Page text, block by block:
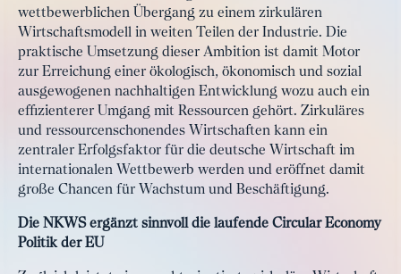
wettbewerblichen Übergang zu einem zirkulären
Wirtschaftsmodell in weiten Teilen der Industrie. Die
praktische Umsetzung dieser Ambition ist damit Motor
zur Erreichung einer ökologisch, ökonomisch und sozial
ausgewogenen nachhaltigen Entwicklung wozu auch ein
effizienterer Umgang mit Ressourcen gehört. Zirkuläres
und ressourcenschonendes Wirtschaften kann ein
zentraler Erfolgsfaktor für die deutsche Wirtschaft im
internationalen Wettbewerb werden und eröffnet damit
große Chancen für Wachstum und Beschäftigung.
Die NKWS ergänzt sinnvoll die laufende Circular Economy
Politik der EU